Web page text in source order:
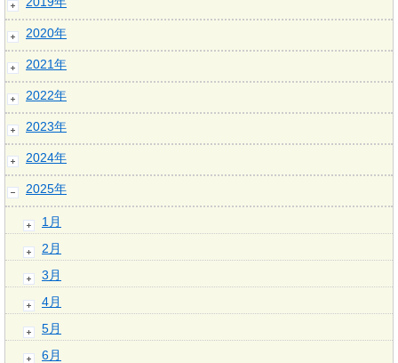
2020年
2021年
2022年
2023年
2024年
2025年
1月
2月
3月
4月
5月
6月